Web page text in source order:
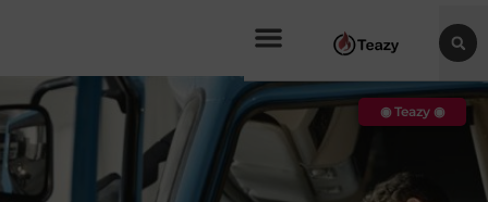
◉ Teazy ◉